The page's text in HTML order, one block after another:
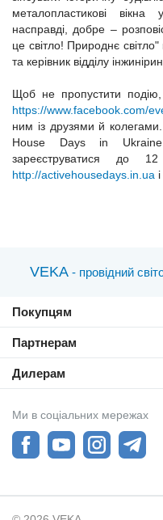
металопластикові
насправді, добре –
це світло! Природнє світло"
та керівник відділу
Щоб не пропустити подію,
https://www.facebook.com/
ним із друзями й
House Days in
зареєструватися до
http://activehousedays.in.ua
VEKA - провідний
Покупцям
Партнерам
Дилерам
Ми в соціальних мережах